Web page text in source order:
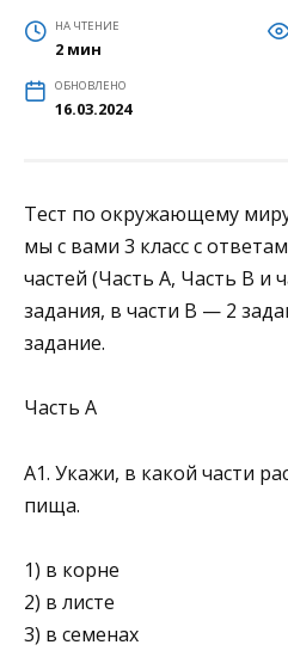
НА ЧТЕНИЕ
2 мин
ОБНОВЛЕНО
16.03.2024
Тест по окружающему
мы с вами 3 класс с
частей (Часть А, Часть В и
задания, в части В — 2
задание.
Часть А
А1. Укажи, в какой части
пища.
1) в корне
2) в листе
3) в семенах